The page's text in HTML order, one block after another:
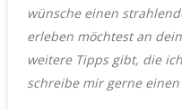
wünsche einen
erleben möchtest an
weitere Tipps gibt, die
schreibe mir gerne